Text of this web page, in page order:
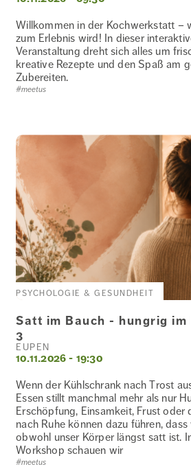
Willkommen in der Kochwerkstatt –
zum Erlebnis wird! In dieser
Veranstaltung dreht sich alles um
kreative Rezepte und den Spaß am
Zubereiten.
#meetus
PSYCHOLOGIE & GESUNDHEIT
EUPEN
10.11.2026 - 19:30
Satt im Bauch - hungrig im
3
Wenn der Kühlschrank nach Trost
Essen stillt manchmal mehr als nur
Erschöpfung, Einsamkeit, Frust oder
nach Ruhe können dazu führen, dass
obwohl unser Körper längst satt ist.
Workshop schauen wir
#meetus